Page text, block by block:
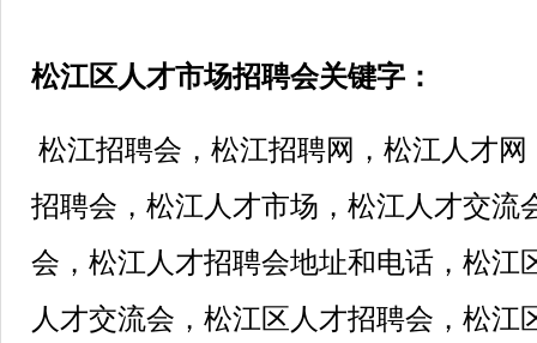
松江区人才市场招聘会关键字：
松江招聘会，松江招聘网，松江人才
招聘会，松江人才市场，松江人才交流
会，松江人才招聘会地址和电话，松江
人才交流会，松江区人才招聘会，松江